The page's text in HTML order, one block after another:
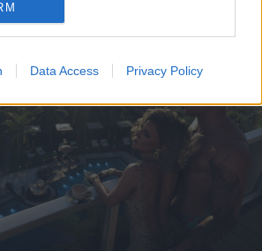
Data Access Privacy Policy